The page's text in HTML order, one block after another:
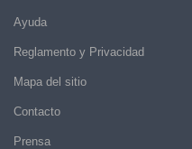
Ayuda
Reglamento y Privacidad
Mapa del sitio
Contacto
Prensa